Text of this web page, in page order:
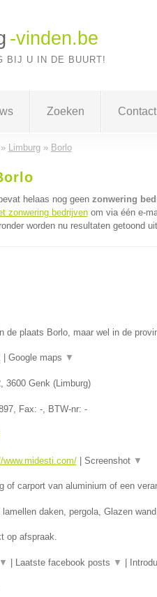
-vinden.be
BIJ U IN DE BUURT!
Zoeken Contact
Limburg» Borlo
helaas nog geen zonwering
zonwering bedrijvenom via één e-
worden nu resultaten getoond
de plaats Borlo, maar wel in de
| Google maps ▼
, 3600 Genk(Limburg)
, Fax: -, BTW-nr: -
www.midesti.com/| Screenshot ▼
of carport van aluminium of een
daken, pergola, Glazen
op afspraak.
▼ Laatste facebook posts ▼